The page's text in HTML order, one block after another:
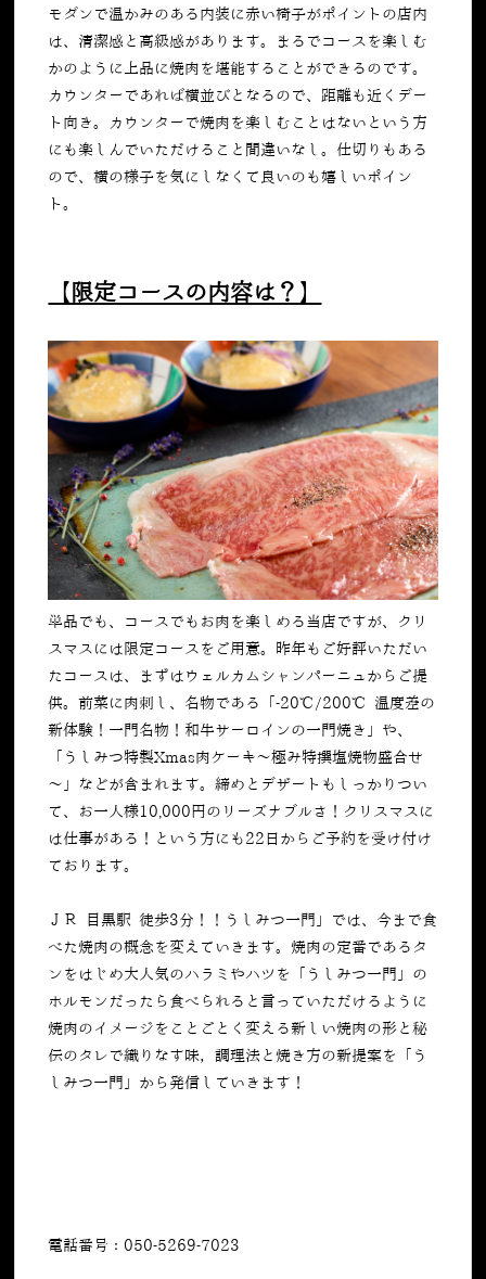
モダンで温かみのある内装に赤い椅子がポイントの店内
は、清潔感と高級感があります。まるでコースを楽しむ
かのように上品に焼肉を堪能することができるのです。
カウンターであれば横並びとなるので、距離も近くデー
ト向き。カウンターで焼肉を楽しむことはないという方
にも楽しんでいただけること間違いなし。仕切りもある
ので、横の様子を気にしなくて良いのも嬉しいポイン
ト。
【限定コースの内容は？】
単品でも、コースでもお肉を楽しめる当店ですが、クリ
スマスには限定コースをご用意。昨年もご好評いただい
たコースは、まずはウェルカムシャンパーニュからご提
供。前菜に肉刺し、名物である「-20℃/200℃ 温度差の
新体験！一門名物！和牛サーロインの一門焼き」や、
「うしみつ特製Xmas肉ケーキ～極み特撰塩焼物盛合せ
～」などが含まれます。締めとデザートもしっかりつい
て、お一人様10,000円のリーズナブルさ！クリスマスに
は仕事がある！という方にも22日からご予約を受け付け
ております。
ＪＲ 目黒駅 徒歩3分！！うしみつ一門」では、今まで食
べた焼肉の概念を変えていきます。焼肉の定番であるタ
ンをはじめ大人気のハラミやハツを「うしみつ一門」の
ホルモンだったら食べられると言っていただけるように
焼肉のイメージをことごとく変える新しい焼肉の形と秘
伝のタレで織りなす味，調理法と焼き方の新提案を「う
しみつ一門」から発信していきます！
電話番号：050-5269-7023